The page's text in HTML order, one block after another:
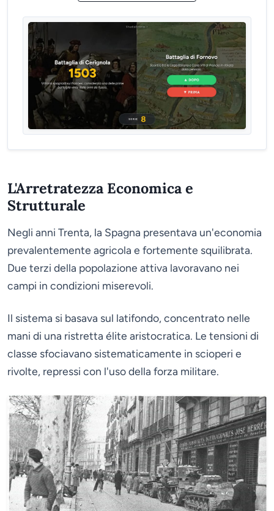
L'Arretratezza Economica e
Strutturale
Negli anni Trenta, la Spagna presentava un'economia
prevalentemente agricola e fortemente squilibrata.
Due terzi della popolazione attiva lavoravano nei
campi in condizioni miserevoli.
Il sistema si basava sul latifondo, concentrato nelle
mani di una ristretta élite aristocratica. Le tensioni di
classe sfociavano sistematicamente in scioperi e
rivolte, repressi con l'uso della forza militare.